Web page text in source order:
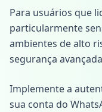
Para usuários que
particularmente
ambientes de alto
segurança
Implemente a
sua conta do